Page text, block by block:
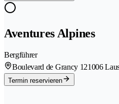
Aventures Alpines
Bergführer
Boulevard de Grancy 121006
Termin reservieren